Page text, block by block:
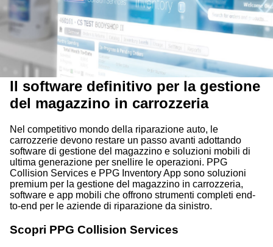
Il software definitivo per la gestione
del magazzino in carrozzeria
Nel competitivo mondo della riparazione auto, le
carrozzerie devono restare un passo avanti adottando
software di gestione del magazzino e soluzioni mobili di
ultima generazione per snellire le operazioni. PPG
Collision Services e PPG Inventory App sono soluzioni
premium per la gestione del magazzino in carrozzeria,
software e app mobili che offrono strumenti completi end-
to-end per le aziende di riparazione da sinistro.
Scopri PPG Collision Services